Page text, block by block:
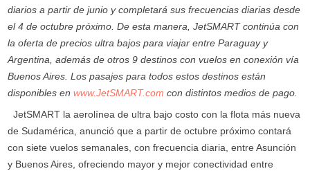
diarios a partir de junio y completará sus frecuencias diarias desde
el 4 de octubre próximo. De esta manera, JetSMART continúa con
la oferta de precios ultra bajos para viajar entre Paraguay y
Argentina, además de otros 9 destinos con vuelos en conexión vía
Buenos Aires. Los pasajes para todos estos destinos están
disponibles en www.JetSMART.com con distintos medios de pago.
JetSMART la aerolínea de ultra bajo costo con la flota más nueva
de Sudamérica, anunció que a partir de octubre próximo contará
con siete vuelos semanales, con frecuencia diaria, entre Asunción
y Buenos Aires, ofreciendo mayor y mejor conectividad entre